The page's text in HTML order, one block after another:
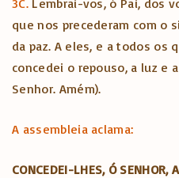
3C.Lembrai-vos, ó Pai, dos
que nos precederam com o
da paz. A eles, e a todos os
concedei o repouso, a luz e
Senhor. Amém).
A assembleia aclama:
CONCEDEI-LHES, Ó SENHOR,